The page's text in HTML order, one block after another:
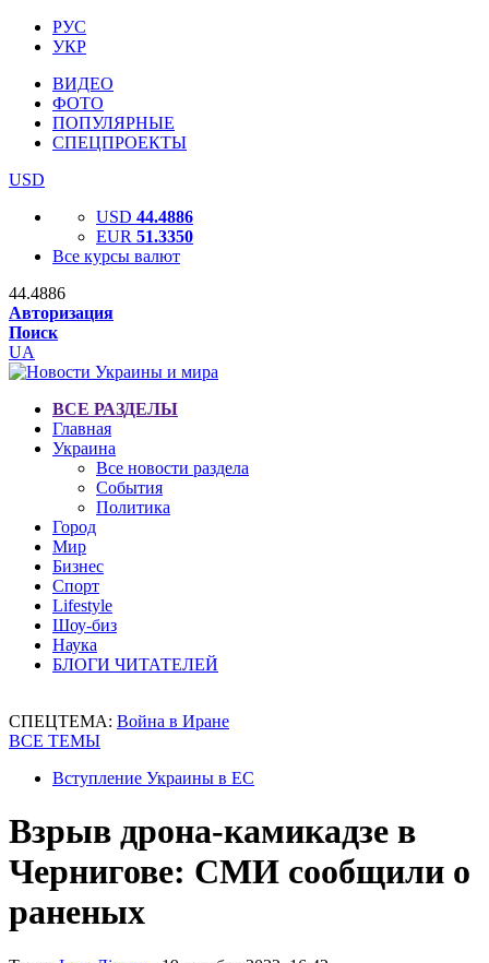
РУС
УКР
ВИДЕО
ФОТО
ПОПУЛЯРНЫЕ
СПЕЦПРОЕКТЫ
USD
USD 44.4886
EUR 51.3350
Все курсы валют
44.4886
Авторизация
Поиск
UA
ВСЕ РАЗДЕЛЫ
Главная
Украина
Все новости раздела
События
Политика
Город
Мир
Бизнес
Спорт
Lifestyle
Шоу-биз
Наука
БЛОГИ ЧИТАТЕЛЕЙ
СПЕЦТЕМА: Война в Иране
ВСЕ ТЕМЫ
Вступление Украины в ЕС
Взрыв дрона-камикадзе в
Чернигове: СМИ сообщили о
раненых